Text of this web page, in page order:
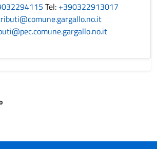
Tel: +390322913017